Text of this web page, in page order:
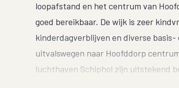
loopafstand en het centrum van
goed bereikbaar. De wijk is zeer
kinderdagverblijven en diverse
uitvalswegen naar Hoofddorp
luchthaven Schiphol zijn uitstekend